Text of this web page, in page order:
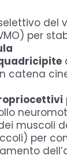
del
per
catena
muscoli
per